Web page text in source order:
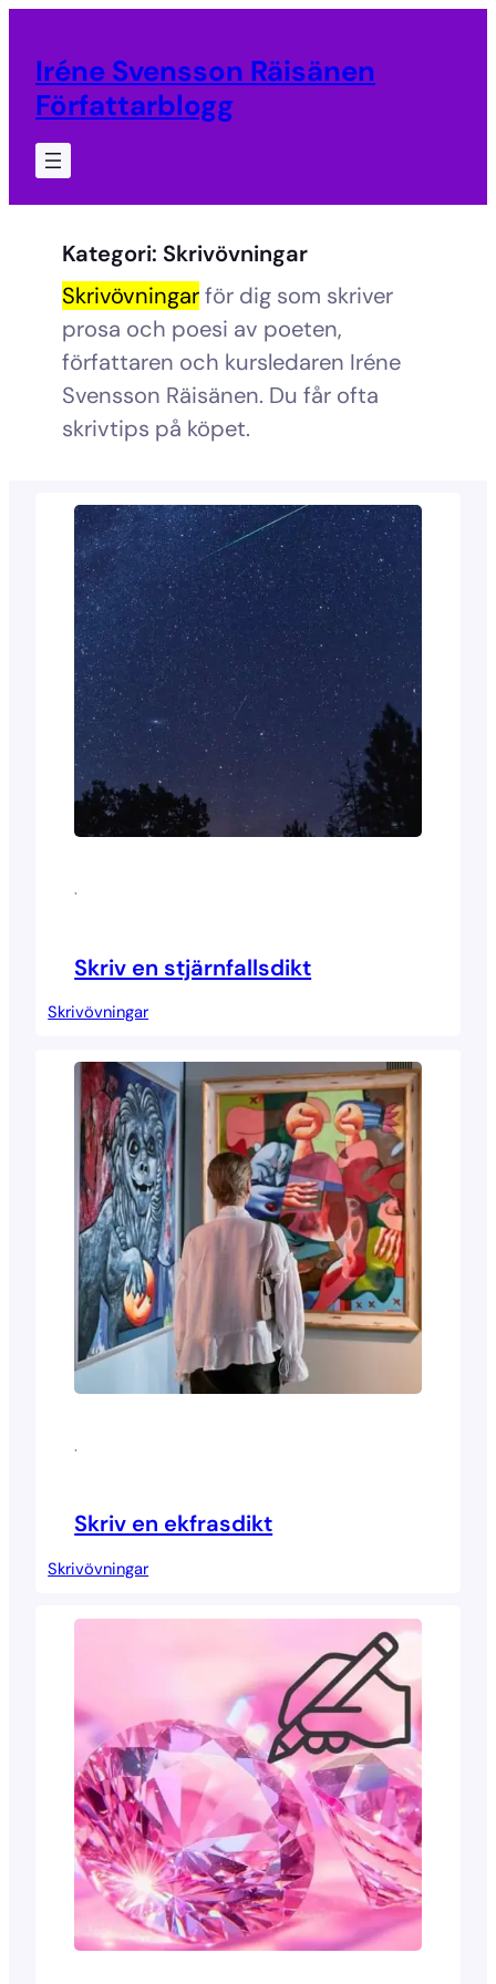
innehåll
Iréne Svensson Räisänen
Författarblogg
Kategori: Skrivövningar
Skrivövningarför dig som skriver
prosa och poesi av poeten,
författaren och kursledaren Iréne
Svensson Räisänen. Du får ofta
skrivtips på köpet.
·
Skriv en stjärnfallsdikt
Skrivövningar
·
Skriv en ekfrasdikt
Skrivövningar